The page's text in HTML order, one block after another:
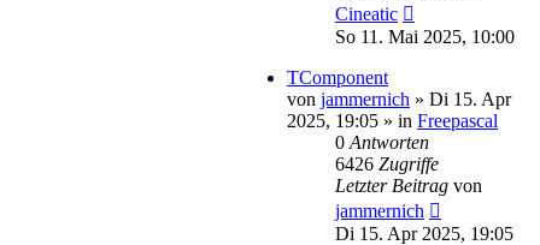
Cineatic
So 11. Mai 2025, 10:00
TComponent
von jammernich » Di 15. Apr
2025, 19:05 » in Freepascal
0 Antworten
6426 Zugriffe
Letzter Beitrag von
jammernich
Di 15. Apr 2025, 19:05